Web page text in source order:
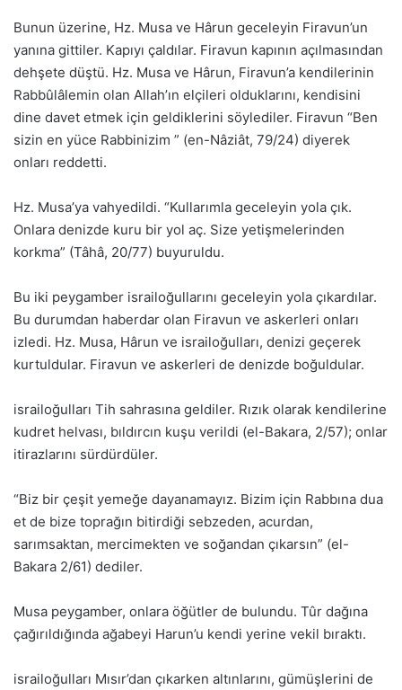
Bunun üzerine, Hz. Musa ve Hârun geceleyin Firavun’un
yanına gittiler. Kapıyı çaldılar. Firavun kapının açılmasından
dehşete düştü. Hz. Musa ve Hârun, Firavun’a kendilerinin
Rabbûlâlemin olan Allah’ın elçileri olduklarını, kendisini
dine davet etmek için geldiklerini söylediler. Firavun “Ben
sizin en yüce Rabbinizim ” (en-Nâziât, 79/24) diyerek
onları reddetti.
Hz. Musa’ya vahyedildi. “Kullarımla geceleyin yola çık.
Onlara denizde kuru bir yol aç. Size yetişmelerinden
korkma” (Tâhâ, 20/77) buyuruldu.
Bu iki peygamber israiloğullarını geceleyin yola çıkardılar.
Bu durumdan haberdar olan Firavun ve askerleri onları
izledi. Hz. Musa, Hârun ve israiloğulları, denizi geçerek
kurtuldular. Firavun ve askerleri de denizde boğuldular.
israiloğulları Tih sahrasına geldiler. Rızık olarak kendilerine
kudret helvası, bıldırcın kuşu verildi (el-Bakara, 2/57); onlar
itirazlarını sürdürdüler.
“Biz bir çeşit yemeğe dayanamayız. Bizim için Rabbına dua
et de bize toprağın bitirdiği sebzeden, acurdan,
sarımsaktan, mercimekten ve soğandan çıkarsın” (el-
Bakara 2/61) dediler.
Musa peygamber, onlara öğütler de bulundu. Tûr dağına
çağırıldığında ağabeyi Harun’u kendi yerine vekil bıraktı.
israiloğulları Mısır’dan çıkarken altınlarını, gümüşlerini de